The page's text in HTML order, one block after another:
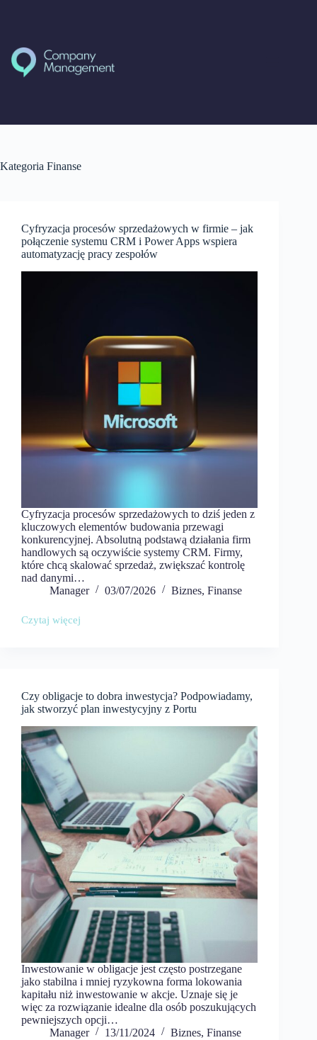
Kategoria Finanse
Cyfryzacja procesów sprzedażowych w firmie – jak
połączenie systemu CRM i Power Apps wspiera
automatyzację pracy zespołów
Cyfryzacja procesów sprzedażowych to dziś jeden z
kluczowych elementów budowania przewagi
konkurencyjnej. Absolutną podstawą działania firm
handlowych są oczywiście systemy CRM. Firmy,
które chcą skalować sprzedaż, zwiększać kontrolę
nad danymi…
Manager
03/07/2026 Biznes, Finanse
Czytaj więcej
Cyfryzacja
jak
połączenie
CRM
i
Power
Apps
wspiera
automatyzację
pracy
zespołów
Czy obligacje to dobra inwestycja? Podpowiadamy,
jak stworzyć plan inwestycyjny z Portu
Inwestowanie w obligacje jest często postrzegane
jako stabilna i mniej ryzykowna forma lokowania
kapitału niż inwestowanie w akcje. Uznaje się je
więc za rozwiązanie idealne dla osób poszukujących
pewniejszych opcji…
Manager
13/11/2024 Biznes, Finanse